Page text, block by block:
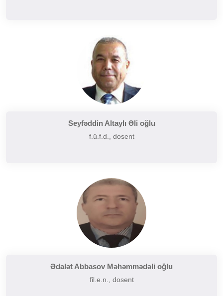
Seyfəddin Altaylı Əli oğlu
f.ü.f.d., dosent
Ədalət Abbasov Məhəmmədəli oğlu
fil.e.n., dosent